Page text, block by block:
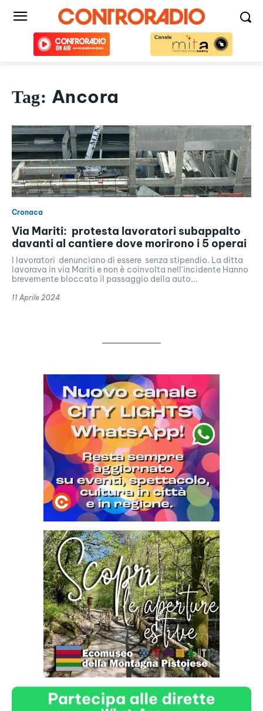
Tag: Ancora
Cronaca
Via Mariti: protesta lavoratori subappalto
davanti al cantiere dove morirono i 5 operai
I lavoratori denunciano di essere senza stipendio. La ditta
lavorava in via Mariti e non è coinvolta nell'incidente Hanno
brevemente bloccato il passaggio della auto...
11 Aprile 2024